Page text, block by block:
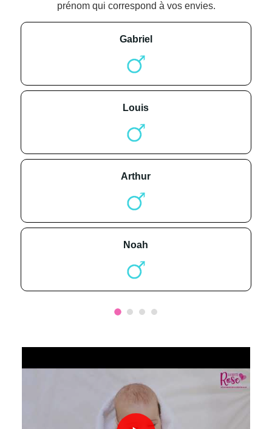
prénom qui correspond à vos envies.
gabriel
louis
arthur
noah